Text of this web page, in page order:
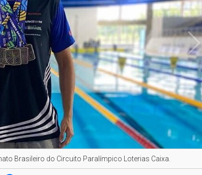
Brasileiro do Circuito Paralímpico Loterias Caixa.